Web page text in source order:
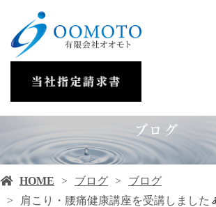
ブログ
HOME ブログ
ブログ
肩こり・腰痛健康講座を受講しました